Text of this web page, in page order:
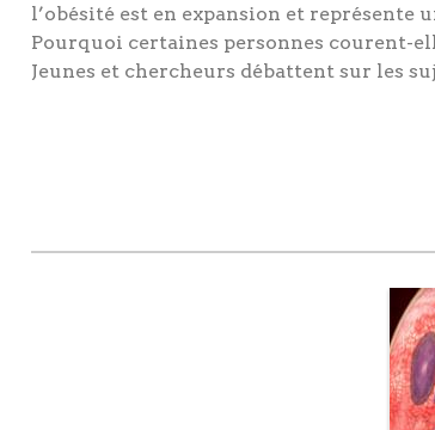
English
Español
Français
l’obésité est en expansion et représente
Pourquoi certaines personnes courent-
Jeunes et chercheurs débattent sur les